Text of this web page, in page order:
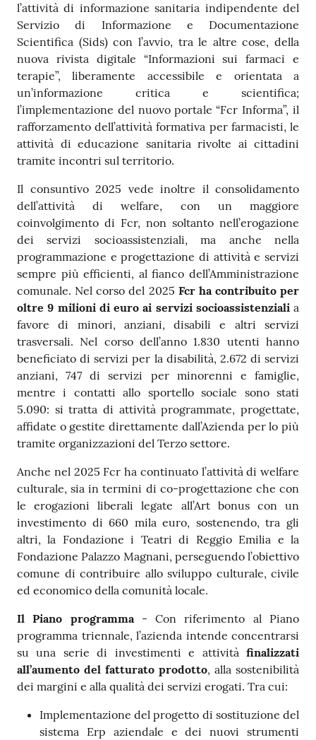
l’attività di informazione sanitaria indipendente del
Servizio di Informazione e Documentazione
Scientifica (Sids) con l’avvio, tra le altre cose, della
nuova rivista digitale “Informazioni sui farmaci e
terapie”, liberamente accessibile e orientata a
un’informazione critica e scientifica;
l’implementazione del nuovo portale “Fcr Informa”, il
rafforzamento dell’attività formativa per farmacisti, le
attività di educazione sanitaria rivolte ai cittadini
tramite incontri sul territorio.
Il consuntivo 2025 vede inoltre il consolidamento
dell’attività di welfare, con un maggiore
coinvolgimento di Fcr, non soltanto nell’erogazione
dei servizi socioassistenziali, ma anche nella
programmazione e progettazione di attività e servizi
sempre più efficienti, al fianco dell’Amministrazione
comunale. Nel corso del 2025 Fcr ha contribuito per
oltre 9 milioni di euro ai servizi socioassistenzialia
favore di minori, anziani, disabili e altri servizi
trasversali. Nel corso dell’anno 1.830 utenti hanno
beneficiato di servizi per la disabilità, 2.672 di servizi
anziani, 747 di servizi per minorenni e famiglie,
mentre i contatti allo sportello sociale sono stati
5.090: si tratta di attività programmate, progettate,
affidate o gestite direttamente dall’Azienda per lo più
tramite organizzazioni del Terzo settore.
Anche nel 2025 Fcr ha continuato l’attività di welfare
culturale, sia in termini di co-progettazione che con
le erogazioni liberali legate all’Art bonus con un
investimento di 660 mila euro, sostenendo, tra gli
altri, la Fondazione i Teatri di Reggio Emilia e la
Fondazione Palazzo Magnani, perseguendo l’obiettivo
comune di contribuire allo sviluppo culturale, civile
ed economico della comunità locale.
Il Piano programma- Con riferimento al Piano
programma triennale, l’azienda intende concentrarsi
su una serie di investimenti e attivitàfinalizzati
all’aumento del fatturato prodotto, alla sostenibilità
dei margini e alla qualità dei servizi erogati. Tra cui:
Implementazione del progetto di sostituzione del
sistema Erp aziendale e dei nuovi strumenti